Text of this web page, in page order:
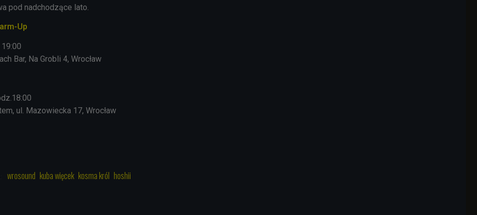
pod nadchodzące lato.
Up
Bar, Na Grobli 4, Wrocław
ul. Mazowiecka 17, Wrocław
wrosound kuba więcek kosma król hoshii